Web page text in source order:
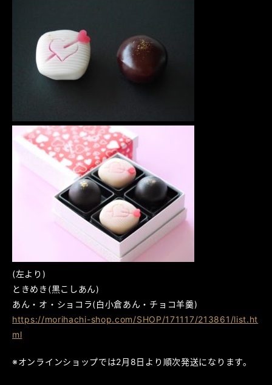
(左より)
ときめき(黒こしあん)
あん・オ・ショコラ(白小倉あん・チョコ羊羹)
https://morihachi-shop.com/SHOP/171117/213861/list.ht
ml
※オンラインショップでは2月8日より順次発送になります。